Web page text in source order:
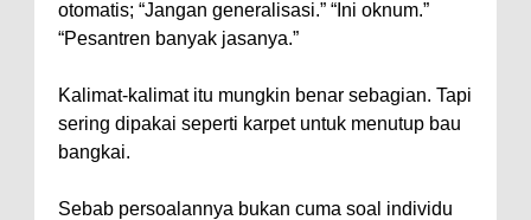
otomatis; “Jangan generalisasi.” “Ini oknum.”
“Pesantren banyak jasanya.”
Kalimat-kalimat itu mungkin benar sebagian. Tapi
sering dipakai seperti karpet untuk menutup bau
bangkai.
Sebab persoalannya bukan cuma soal individu